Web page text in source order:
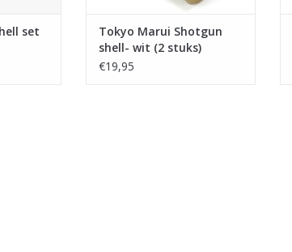
set
Tokyo Marui Shotgun
shell- wit (2 stuks)
€19,95